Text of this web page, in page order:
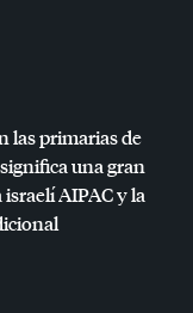
las primarias de
una gran
israelíAIPACy la